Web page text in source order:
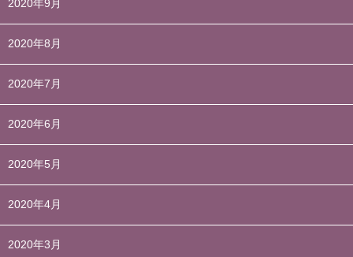
2020年9月
2020年8月
2020年7月
2020年6月
2020年5月
2020年4月
2020年3月